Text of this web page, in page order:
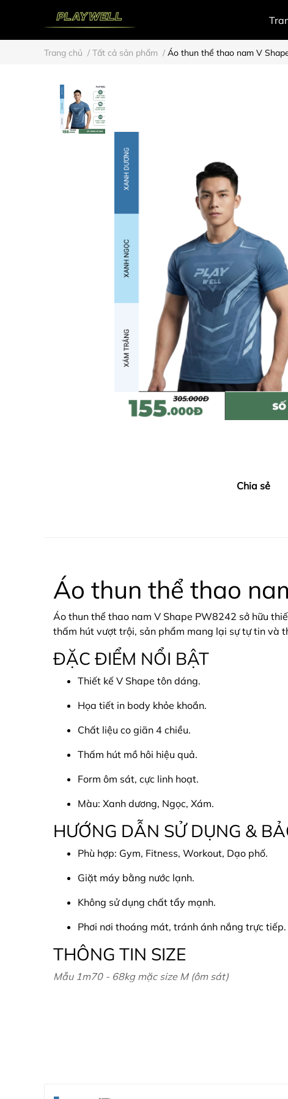
Trang chủ / Tất cả sản phẩm / Áo thun thể thao nam V
Chia sẻ
Áo thun thể thao
Áo thun thể thao nam V Shape PW8242 sở hữu
thấm hút vượt trội, sản phẩm mang lại sự tự tin và
ĐẶC ĐIỂM NỔI BẬT
Thiết kế V Shape tôn dáng.
Họa tiết in body khỏe khoắn.
Chất liệu co giãn 4 chiều.
Thấm hút mồ hôi hiệu quả.
Form ôm sát, cực linh hoạt.
Màu: Xanh dương, Ngọc, Xám.
HƯỚNG DẪN SỬ DỤNG &
Phù hợp: Gym, Fitness, Workout, Dạo phố.
Giặt máy bằng nước lạnh.
Không sử dụng chất tẩy mạnh.
Phơi nơi thoáng mát, tránh ánh nắng trực tiếp.
THÔNG TIN SIZE
Mẫu 1m70 - 68kg mặc size M (ôm sát)